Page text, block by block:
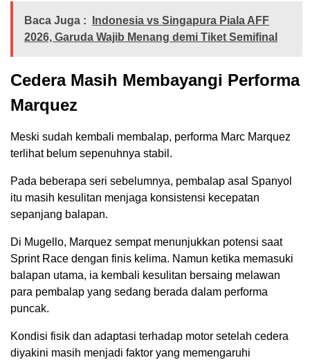
Baca Juga :
Indonesia vs Singapura Piala AFF
2026, Garuda Wajib Menang demi Tiket Semifinal
Cedera Masih Membayangi Performa
Marquez
Meski sudah kembali membalap, performa Marc Marquez
terlihat belum sepenuhnya stabil.
Pada beberapa seri sebelumnya, pembalap asal Spanyol
itu masih kesulitan menjaga konsistensi kecepatan
sepanjang balapan.
Di Mugello, Marquez sempat menunjukkan potensi saat
Sprint Race dengan finis kelima. Namun ketika memasuki
balapan utama, ia kembali kesulitan bersaing melawan
para pembalap yang sedang berada dalam performa
puncak.
Kondisi fisik dan adaptasi terhadap motor setelah cedera
diyakini masih menjadi faktor yang memengaruhi